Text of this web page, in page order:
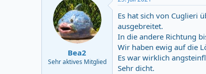
t
i
o
n
s
:
Bea2
Sehr aktives Mitglied
Es hat sich von Cuglieri
ausgebreitet.
In die andere Richtung
Wir haben ewig auf die
Es war wirklich
Sehr dicht.